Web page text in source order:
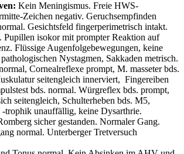
Kein Meningismus. Freie HWS-
Zeichen negativ. Geruchsempfinden
Gesichtsfeld fingerperimetrisch intakt.
Pupillen isokor mit prompter Reaktion auf
Flüssige Augenfolgebewegungen, keine
Nystagmen, Sakkaden metrisch.
Cornealreflexe prompt, M. masseter bds.
seitengleich innerviert, Fingereiben
bds. normal. Würgreflex bds. prompt,
seitengleich, Schulterheben bds. M5,
trophik unauffällig, keine Dysarthrie.
sicher gestanden. Normaler Gang.
normal. Unterberger Tretversuch